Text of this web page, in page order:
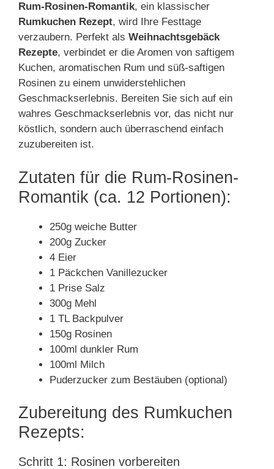
Rum-Rosinen-Romantik, ein klassischer
Rumkuchen Rezept, wird Ihre Festtage
verzaubern. Perfekt als Weihnachtsgebäck
Rezepte, verbindet er die Aromen von saftigem
Kuchen, aromatischen Rum und süß-saftigen
Rosinen zu einem unwiderstehlichen
Geschmackserlebnis. Bereiten Sie sich auf ein
wahres Geschmackserlebnis vor, das nicht nur
köstlich, sondern auch überraschend einfach
zuzubereiten ist.
Zutaten für die Rum-Rosinen-
Romantik (ca. 12 Portionen):
250g weiche Butter
200g Zucker
4 Eier
1 Päckchen Vanillezucker
1 Prise Salz
300g Mehl
1 TL Backpulver
150g Rosinen
100ml dunkler Rum
100ml Milch
Puderzucker zum Bestäuben (optional)
Zubereitung des Rumkuchen
Rezepts:
Schritt 1: Rosinen vorbereiten